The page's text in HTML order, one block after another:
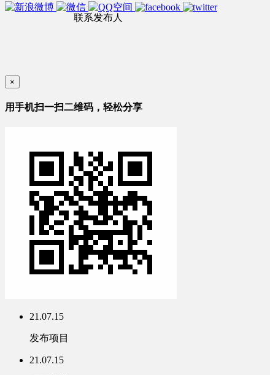
联系发布人
×
用手机扫一扫二维码，轻松分享
21.07.15
发布项目
21.07.15